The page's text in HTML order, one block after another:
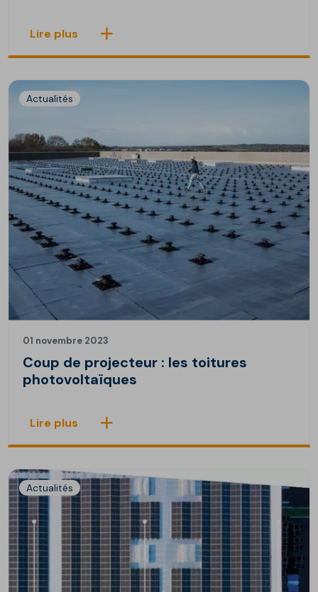
Lire plus
Actualités
01 novembre 2023
Coup de projecteur : les toitures
photovoltaïques
Lire plus
Actualités